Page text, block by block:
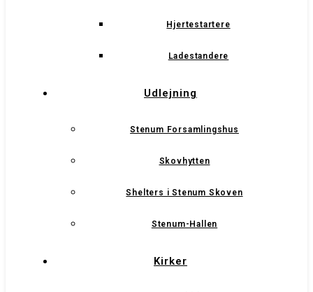
Hjertestartere
Ladestandere
Udlejning
Stenum Forsamlingshus
Skovhytten
Shelters i Stenum Skoven
Stenum-Hallen
Kirker